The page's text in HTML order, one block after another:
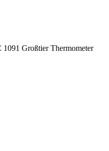
1091 Großtier Thermometer